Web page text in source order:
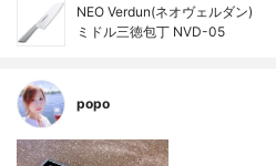
NEO Verdun(ネオヴェルダン)
ミドル三徳包丁 NVD-05
popo